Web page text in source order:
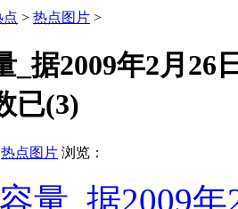
点 > 热点图片 >
_据2009年2月26
已(3)
热点图片 浏览：